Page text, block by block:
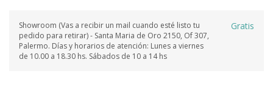
Showroom (Vas a recibir un mail cuando esté listo tu
pedido para retirar) - Santa Maria de Oro 2150, Of 307,
Palermo. Días y horarios de atención: Lunes a viernes
de 10.00 a 18.30 hs. Sábados de 10 a 14 hs
Gratis